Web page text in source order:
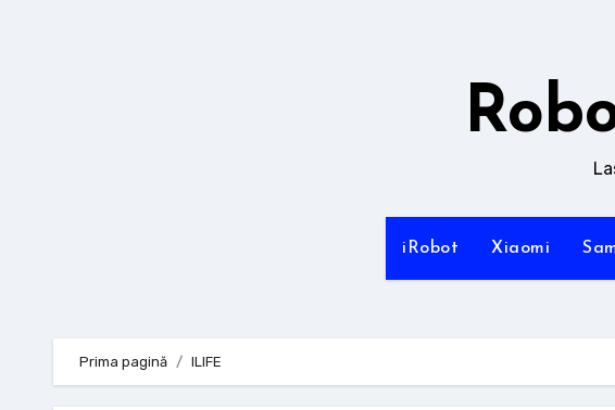
iRobot Xiaomi
Prima pagină ILIFE